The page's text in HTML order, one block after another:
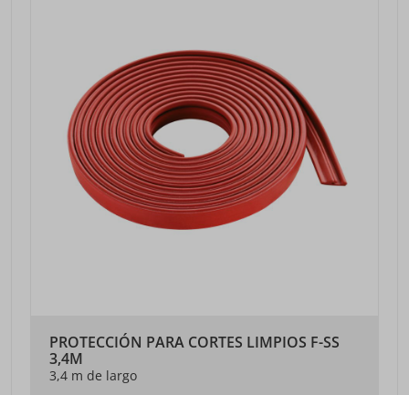
PROTECCIÓN PARA CORTES LIMPIOS F-SS
3,4M
3,4 m de largo